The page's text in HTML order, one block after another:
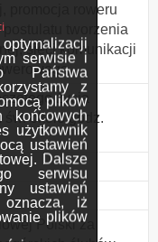
serwisie i
Państwa
z
plików
końcowych
użytkownik
ustawień
Dalsze
serwisu
ustawień
oznacza, iż
plików
promocja roweru
tworzenia
sieci komunikacji
życia
około godz.
Polski za